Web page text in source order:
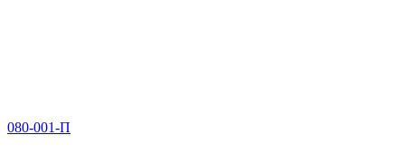
080-001-П